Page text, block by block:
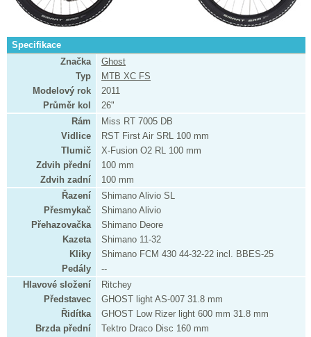
Specifikace
Značka
Ghost
Typ
MTB XC FS
Modelový rok
2011
Průměr kol
26"
Rám
Miss RT 7005 DB
Vidlice
RST First Air SRL 100 mm
Tlumič
X-Fusion O2 RL 100 mm
Zdvih přední
100 mm
Zdvih zadní
100 mm
Řazení
Shimano Alivio SL
Přesmykač
Shimano Alivio
Přehazovačka
Shimano Deore
Kazeta
Shimano 11-32
Kliky
Shimano FCM 430 44-32-22 incl. BBES-25
Pedály
--
Hlavové složení
Ritchey
Představec
GHOST light AS-007 31.8 mm
Řidítka
GHOST Low Rizer light 600 mm 31.8 mm
Brzda přední
Tektro Draco Disc 160 mm